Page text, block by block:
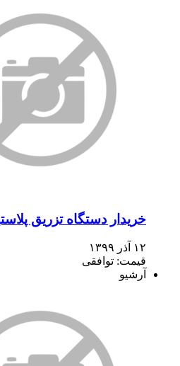
خریدار دستگاه تزریق
۱۲ آذر ۱۳۹۹
قیمت: توافقی
آرشیو